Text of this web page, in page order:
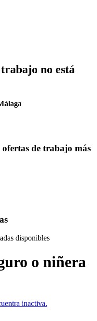
no está
ofertas de trabajo más
disponibles
o niñera
inactiva.